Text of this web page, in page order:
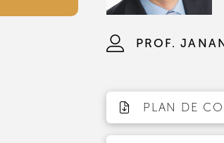
PROF.
PLAN DE